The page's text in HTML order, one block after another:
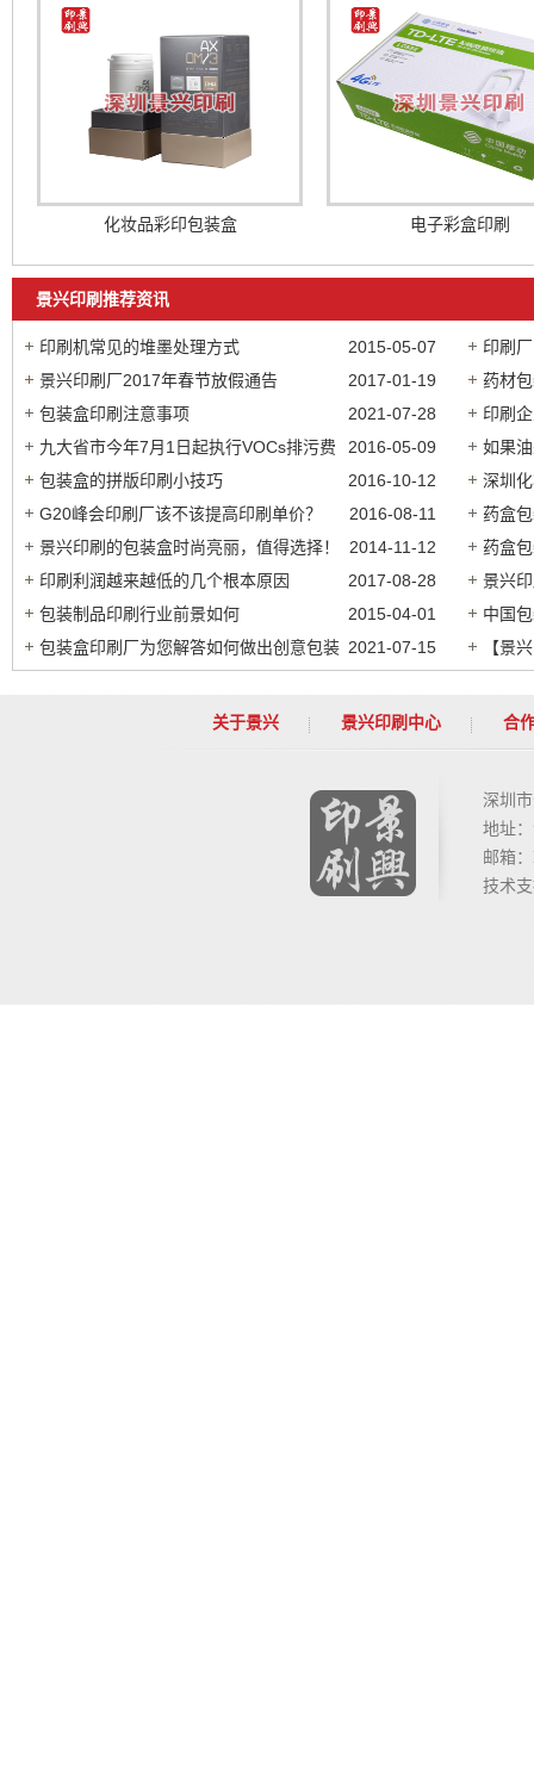
化妆品彩印包装盒 电子彩盒印刷
景兴印刷推荐资讯
2015-05-07
印刷机常见的堆墨处理方式
印刷
万却分
2017-01-19
景兴印刷厂2017年春节放假通告
药材
2021-07-28
包装盒印刷注意事项
印刷
2016-05-09
九大省市今年7月1日起执行VOCs排污费
政策
如果
了
2016-10-12
包装盒的拼版印刷小技巧
深圳
2016-08-11
G20峰会印刷厂该不该提高印刷单价？
药盒
2014-11-12
景兴印刷的包装盒时尚亮丽，值得选择！
药盒
2017-08-28
印刷利润越来越低的几个根本原因
景兴
凸显个
2015-04-01
包装制品印刷行业前景如何
中国
2021-07-15
包装盒印刷厂为您解答如何做出创意包装
【景
关于景兴 景兴印刷中心 合
深圳
地址
邮箱
技术